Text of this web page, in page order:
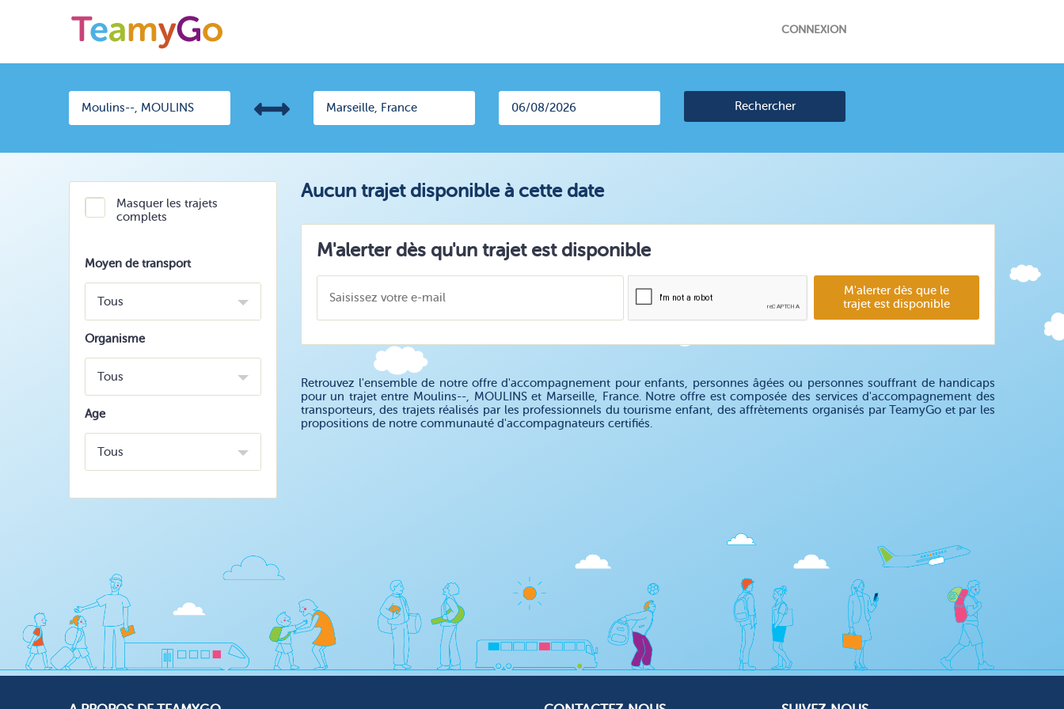
CONNEXION
Rechercher
Masquer les trajets
complets
Moyen de transport
Tous
Organisme
Tous
Age
Tous
Aucun trajet disponible à cette date
M'alerter dès qu'un trajet est disponible
M'alerter dès que le
trajet est disponible
Retrouvez l'ensemble de notre offre d'accompagnement pour enfants, personnes âgées ou personnes souffrant de handicaps
pour un trajet entre Moulins--, MOULINS et Marseille, France. Notre offre est composée des services d'accompagnement des
transporteurs, des trajets réalisés par les professionnels du tourisme enfant, des affrètements organisés par TeamyGo et par les
propositions de notre communauté d'accompagnateurs certifiés.